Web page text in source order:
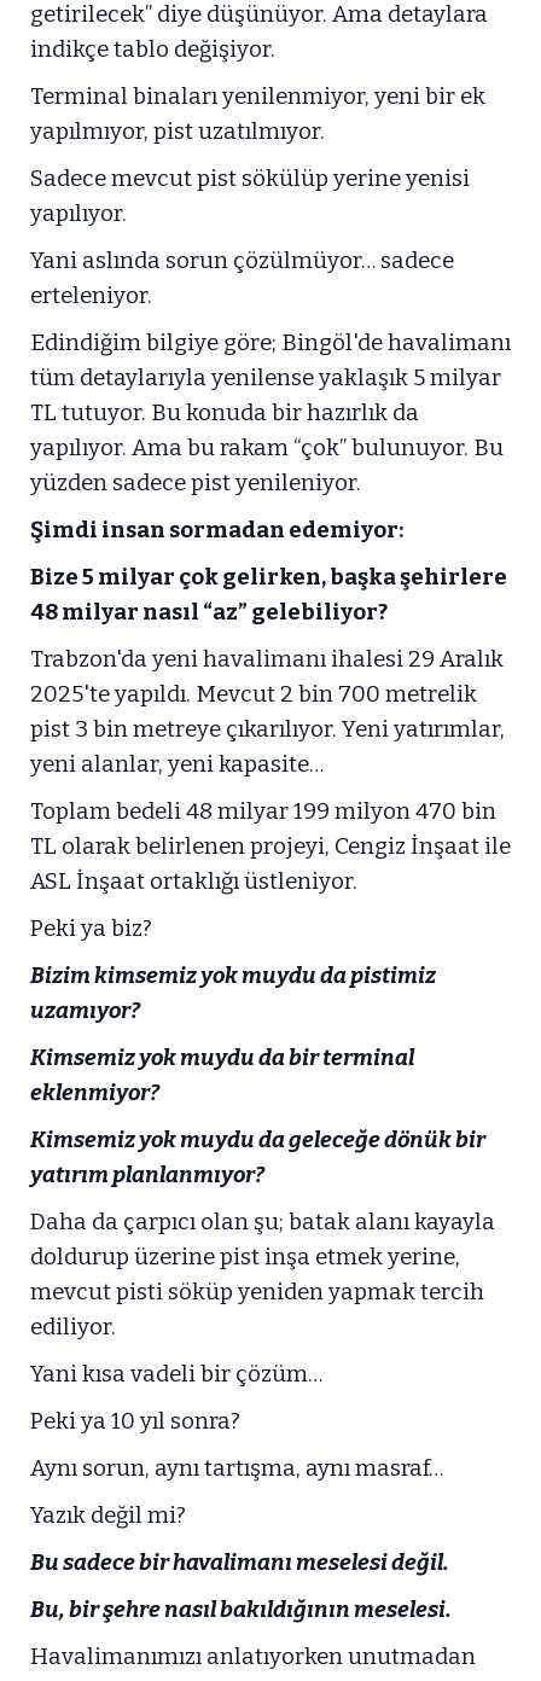
getirilecek” diye düşünüyor. Ama detaylara
indikçe tablo değişiyor.
Terminal binaları yenilenmiyor, yeni bir ek
yapılmıyor, pist uzatılmıyor.
Sadece mevcut pist sökülüp yerine yenisi
yapılıyor.
Yani aslında sorun çözülmüyor… sadece
erteleniyor.
Edindiğim bilgiye göre; Bingöl'de havalimanı
tüm detaylarıyla yenilense yaklaşık 5 milyar
TL tutuyor. Bu konuda bir hazırlık da
yapılıyor. Ama bu rakam “çok” bulunuyor. Bu
yüzden sadece pist yenileniyor.
Şimdi insan sormadan edemiyor:
Bize 5 milyar çok gelirken, başka şehirlere
48 milyar nasıl “az” gelebiliyor?
Trabzon'da yeni havalimanı ihalesi 29 Aralık
2025'te yapıldı. Mevcut 2 bin 700 metrelik
pist 3 bin metreye çıkarılıyor. Yeni yatırımlar,
yeni alanlar, yeni kapasite…
Toplam bedeli 48 milyar 199 milyon 470 bin
TL olarak belirlenen projeyi, Cengiz İnşaat ile
ASL İnşaat ortaklığı üstleniyor.
Peki ya biz?
Bizim kimsemiz yok muydu da pistimiz
uzamıyor?
Kimsemiz yok muydu da bir terminal
eklenmiyor?
Kimsemiz yok muydu da geleceğe dönük bir
yatırım planlanmıyor?
Daha da çarpıcı olan şu; batak alanı kayayla
doldurup üzerine pist inşa etmek yerine,
mevcut pisti söküp yeniden yapmak tercih
ediliyor.
Yani kısa vadeli bir çözüm…
Peki ya 10 yıl sonra?
Aynı sorun, aynı tartışma, aynı masraf…
Yazık değil mi?
Bu sadece bir havalimanı meselesi değil.
Bu, bir şehre nasıl bakıldığının meselesi.
Havalimanımızı anlatıyorken unutmadan